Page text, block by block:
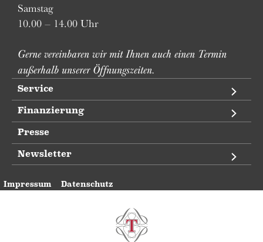
Samstag
10.00 – 14.00 Uhr
Gerne vereinbaren wir mit Ihnen auch einen Termin
außerhalb unserer Öffnungszeiten.
Service
Finanzierung
Presse
Newsletter
Impressum Datenschutz